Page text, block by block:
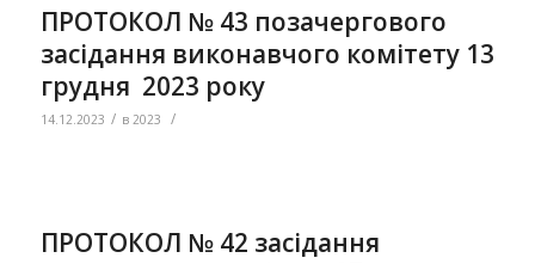
ПРОТОКОЛ № 43 позачергового
засідання виконавчого комітету 13
грудня 2023 року
14.12.2023 / в 2023 /
ПРОТОКОЛ № 42 засідання